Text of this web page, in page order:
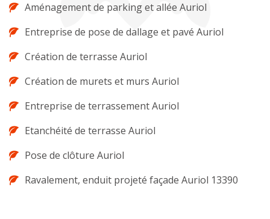
Aménagement de parking et allée Auriol
Entreprise de pose de dallage et pavé Auriol
Création de terrasse Auriol
Création de murets et murs Auriol
Entreprise de terrassement Auriol
Etanchéité de terrasse Auriol
Pose de clôture Auriol
Ravalement, enduit projeté façade Auriol 13390